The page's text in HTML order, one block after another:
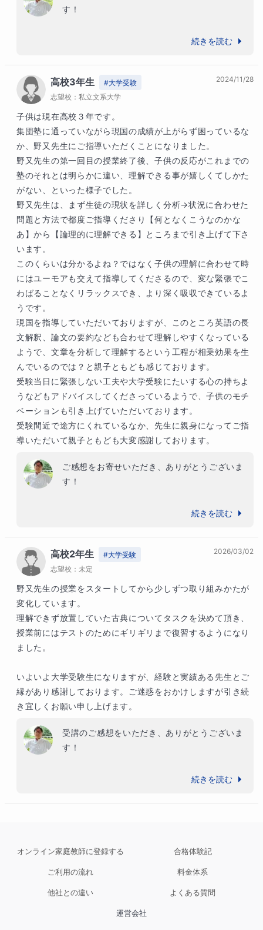
す！
一年間、国語学習をよく頑張ってくれたと思い
理系共テ対策を指導する中で、やはり勝負の科
目は理数であることを、毎年感じています。国
語では「負けない」点数をとり、理数で「勝ち
にいく」のが、基本姿勢ですね。定期指導終了
後も、国語、文系科目の相談窓口をやらせてい
ただきますので、いつでもお声かけ下さい。
最期まで、セコンドに立ちます。よろしくお願
いいたします！
続きを読む
高校3年生 #大学受験
志望校： 私立文系大学
2024/11/28
子供は現在高校３年です。
集団塾に通っていながら現国の成績が上がらず困っているな
か、野又先生にご指導いただくことになりました。
野又先生の第一回目の授業終了後、子供の反応がこれまでの
塾のそれとは明らかに違い、理解できる事が嬉しくてしかた
がない、といった様子でした。
野又先生は、まず生徒の現状を詳しく分析→状況に合わせた
問題と方法で都度ご指導くださり【何となくこうなのかな
あ】から【論理的に理解できる】ところまで引き上げて下さ
います。
このくらいは分かるよね？ではなく子供の理解に合わせて時
にはユーモアも交えて指導してくださるので、変な緊張でこ
わばることなくリラックスでき、より深く吸収できているよ
うです。
現国を指導していただいておりますが、このところ英語の長
文解釈、論文の要約なども合わせて理解しやすくなっている
ようで、文章を分析して理解するという工程が相乗効果を生
んでいるのでは？と親子ともども感じております。
受験当日に緊張しない工夫や大学受験にたいする心の持ちよ
うなどもアドバイスしてくださっているようで、子供のモチ
ベーションも引き上げていただいております。
受験間近で途方にくれているなか、先生に親身になってご指
導いただいて親子ともども大変感謝しております。
ご感想をお寄せいただき、ありがとうございま
す！
ひとつでも多く学ぼうという姿勢で授業参加さ
ちで、気持ちよく授業をさせていただきまし
た。打つ手は無限、と良く言いますが、具体的
な方策をしっかり提案できなければいけませ
ん。今回、お力になれている部分が少なからず
あるようで、ほっとしました。
なんにせよ、気持ちがのっている状態が一番効
力添えさせていただきます。
続きを読む
高校2年生 #大学受験
志望校： 未定
2026/03/02
野又先生の授業をスタートしてから少しずつ取り組みかたが
変化しています。
理解できず放置していた古典についてタスクを決めて頂き、
授業前にはテストのためにギリギリまで復習するようになり
ました。
いよいよ大学受験生になりますが、経験と実績ある先生とご
縁があり感謝しております。ご迷惑をおかけしますが引き続
き宜しくお願い申し上げます。
受講のご感想をいただき、ありがとうございま
す！
まずは、ふたを開けて立ち向かおうという姿勢
のエンジンは生徒さん、きっちり頑張れるレー
続きを読む
オンライン家庭教師に登録する 合格体験記
ご利用の流れ 料金体系
他社との違い よくある質問
運営会社